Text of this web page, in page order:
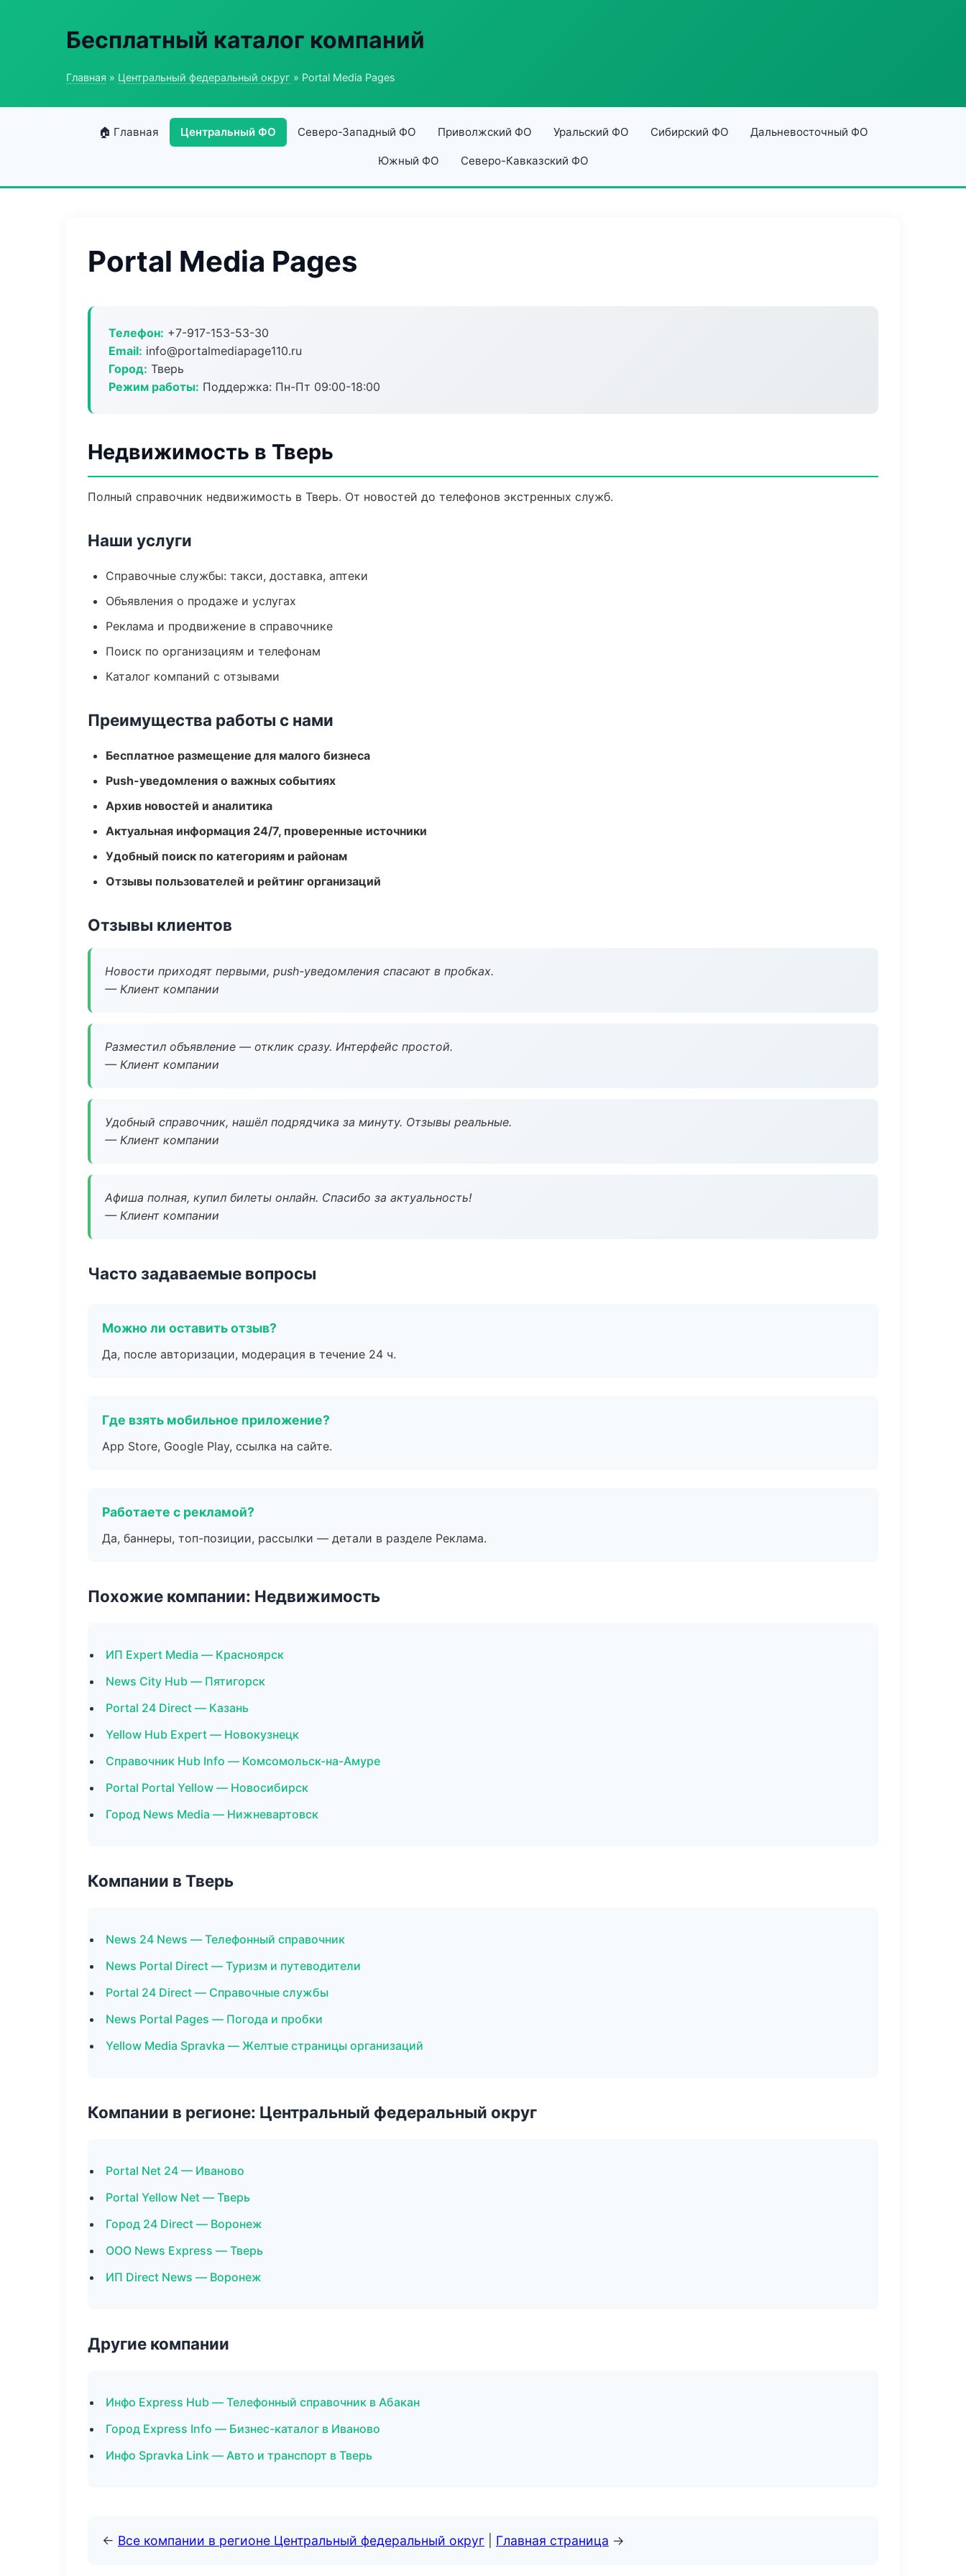
Бесплатный каталог компаний
Главная » Центральный федеральный округ » Portal Media Pages
🏠 Главная Центральный ФО Северо-Западный ФО Приволжский ФО Уральский ФО Сибирский ФО Дальневосточный ФО
Южный ФО Северо-Кавказский ФО
Portal Media Pages
Телефон: +7-917-153-53-30
Email: info@portalmediapage110.ru
Город: Тверь
Режим работы: Поддержка: Пн-Пт 09:00-18:00
Недвижимость в Тверь
Полный справочник недвижимость в Тверь. От новостей до телефонов экстренных служб.
Наши услуги
Справочные службы: такси, доставка, аптеки
Объявления о продаже и услугах
Реклама и продвижение в справочнике
Поиск по организациям и телефонам
Каталог компаний с отзывами
Преимущества работы с нами
Бесплатное размещение для малого бизнеса
Push-уведомления о важных событиях
Архив новостей и аналитика
Актуальная информация 24/7, проверенные источники
Удобный поиск по категориям и районам
Отзывы пользователей и рейтинг организаций
Отзывы клиентов
Новости приходят первыми, push-уведомления спасают в пробках.
— Клиент компании
Разместил объявление — отклик сразу. Интерфейс простой.
— Клиент компании
Удобный справочник, нашёл подрядчика за минуту. Отзывы реальные.
— Клиент компании
Афиша полная, купил билеты онлайн. Спасибо за актуальность!
— Клиент компании
Часто задаваемые вопросы
Можно ли оставить отзыв?
Да, после авторизации, модерация в течение 24 ч.
Где взять мобильное приложение?
App Store, Google Play, ссылка на сайте.
Работаете с рекламой?
Да, баннеры, топ-позиции, рассылки — детали в разделе Реклама.
Похожие компании: Недвижимость
ИП Expert Media — Красноярск
News City Hub — Пятигорск
Portal 24 Direct — Казань
Yellow Hub Expert — Новокузнецк
Справочник Hub Info — Комсомольск-на-Амуре
Portal Portal Yellow — Новосибирск
Город News Media — Нижневартовск
Компании в Тверь
News 24 News — Телефонный справочник
News Portal Direct — Туризм и путеводители
Portal 24 Direct — Справочные службы
News Portal Pages — Погода и пробки
Yellow Media Spravka — Желтые страницы организаций
Компании в регионе: Центральный федеральный округ
Portal Net 24 — Иваново
Portal Yellow Net — Тверь
Город 24 Direct — Воронеж
ООО News Express — Тверь
ИП Direct News — Воронеж
Другие компании
Инфо Express Hub — Телефонный справочник в Абакан
Город Express Info — Бизнес-каталог в Иваново
Инфо Spravka Link — Авто и транспорт в Тверь
← Все компании в регионе Центральный федеральный округ Главная страница →